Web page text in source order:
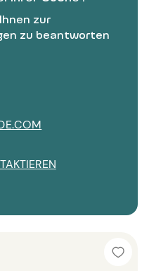
zur
zu beantworten